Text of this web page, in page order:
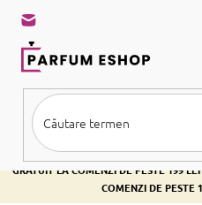
conținut
TRANSPORT GRATUIT LA COMENZI DE
GRATUIT LA COMENZI DE PESTE 199 LEI
COMENZI DE PESTE